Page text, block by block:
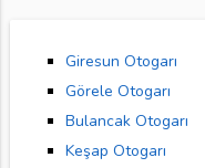
Giresun Otogarı
Görele Otogarı
Bulancak Otogarı
Keşap Otogarı